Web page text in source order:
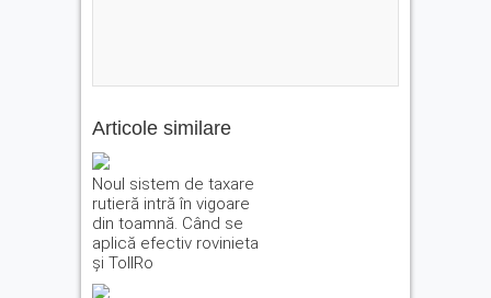
Articole similare
Noul sistem de taxare
rutieră intră în vigoare
din toamnă. Când se
aplică efectiv rovinieta
și TollRo